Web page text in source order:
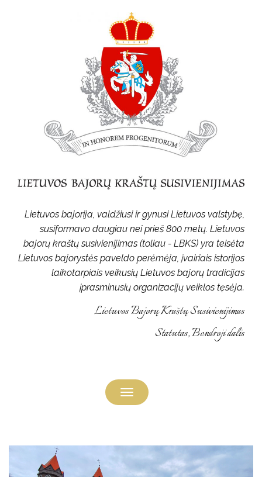
Lietuvos bajorija, valdžiusi ir gynusi Lietuvos valstybę,
susiformavo daugiau nei prieš 800 metų. Lietuvos
bajorų kraštų susivienijimas (toliau - LBKS) yra teisėta
Lietuvos bajorystės paveldo perėmėja, įvairiais istorijos
laikotarpiais veikusių Lietuvos bajorų tradicijas
įprasminusių organizacijų veiklos tęsėja.
Lietuvos Bajorų Kraštų Susivienijimas
Statutas, Bendroji dalis
Toggle navigation